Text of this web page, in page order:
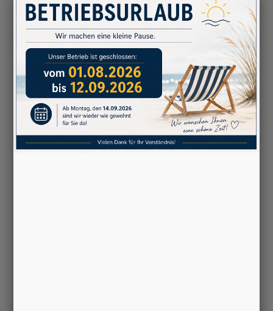
Werbeschilder